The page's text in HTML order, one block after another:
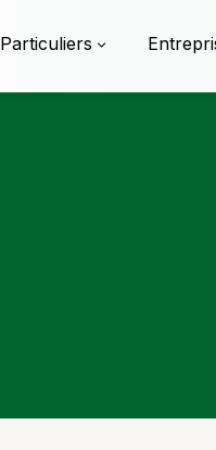
Particuliers